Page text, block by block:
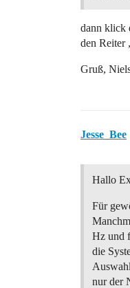
dann klick
den Reiter
Gruß,
Jesse_Bee
Hallo
Für
Hz und
die
nur der